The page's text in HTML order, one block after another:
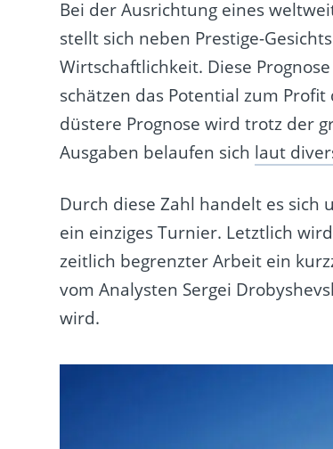
Bei der Ausrichtung eines
stellt sich neben Prestige-
Wirtschaftlichkeit. Diese
schätzen das Potential zum
düstere Prognose wird trotz der
Ausgaben belaufen sich laut
Durch diese Zahl handelt es sich
ein einziges Turnier. Letztlich
zeitlich begrenzter Arbeit ein
vom Analysten Sergei
wird.